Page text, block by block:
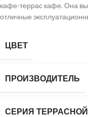
кафе-террас кафе. Она
отличные
ЦВЕТ
ПРОИЗВОДИТЕЛЬ
СЕРИЯ